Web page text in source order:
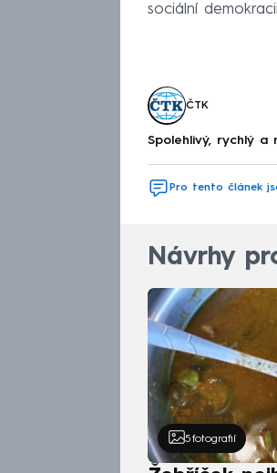
sociální
ČTK
Spolehlivý, rychlý a
Pro tento článek
Návrhy
5 fotografií